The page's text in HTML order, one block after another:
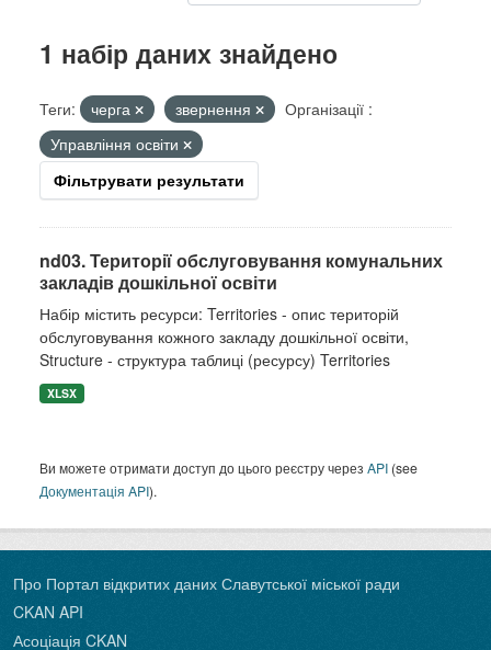
1 набір даних знайдено
Теги: черга звернення
Організації :
Управління освіти
Фільтрувати результати
nd03. Території обслуговування комунальних
закладів дошкільної освіти
Набір містить ресурси: Territories - опис територій
обслуговування кожного закладу дошкільної освіти,
Structure - структура таблиці (ресурсу) Territories
XLSX
Ви можете отримати доступ до цього реєстру через API (see
Документація API).
Про Портал відкритих даних Славутської міської ради
CKAN API
Асоціація CKAN